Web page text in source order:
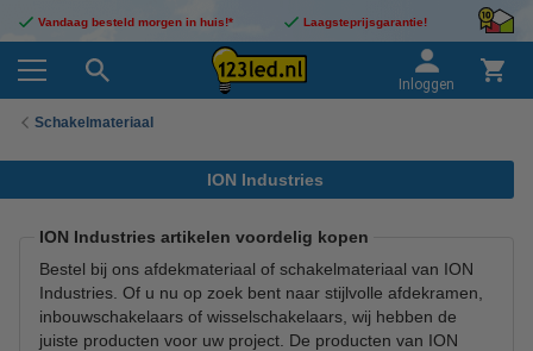
Vandaag besteld morgen in huis!* Laagsteprijsgarantie!
Inloggen
Schakelmateriaal
ION Industries
ION Industries artikelen voordelig kopen
Bestel bij ons afdekmateriaal of schakelmateriaal van ION
Industries. Of u nu op zoek bent naar stijlvolle afdekramen,
inbouwschakelaars of wisselschakelaars, wij hebben de
juiste producten voor uw project. De producten van ION